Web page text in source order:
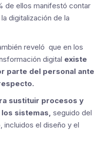
de ellos manifestó contar
digitalización de la
reveló que en los
digital existe
parte del personal ante
sustituir procesos y
sistemas, seguido del
el diseño y el